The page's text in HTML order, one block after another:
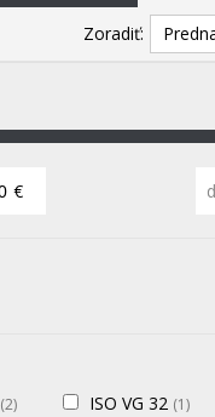
Zoradiť:
€
(2) ISO VG 32 (1)